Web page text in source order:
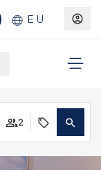
EU
2